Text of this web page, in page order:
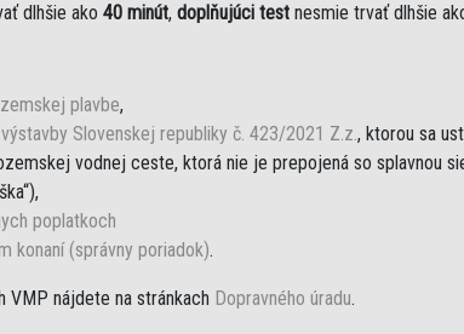
dlhšie ako 40 minút, doplňujúci test nesmie trvať dlhšie
plavbe,
Slovenskej republiky č. 423/2021 Z.z., ktorou sa
vodnej ceste, ktorá nie je prepojená so splavnou
poplatkoch
konaní (správny poriadok).
VMP nájdete na stránkach Dopravného úradu.